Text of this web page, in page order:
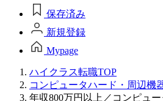
保存済み
新規登録
Mypage
ハイクラス転職TOP
コンピュータハード・周辺機
年収800万円以上／コンピュ